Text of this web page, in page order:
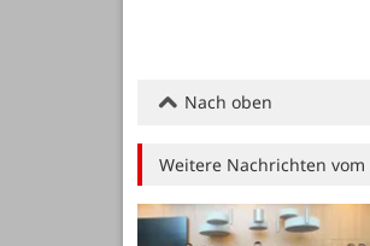
Nach oben
Weitere Nachrichten vom